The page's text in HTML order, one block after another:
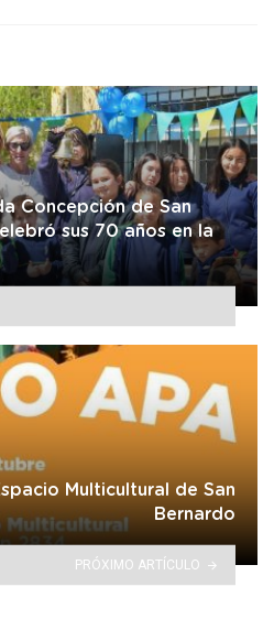
Concepción de San
sus 70 años en la
Multicultural de San
Bernardo
PRÓXIMO ARTÍCULO